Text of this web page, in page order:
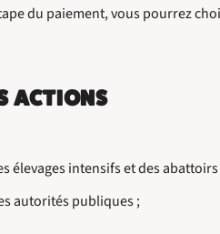
du paiement, vous pourrez
ACTIONS
élevages intensifs et des
autorités publiques ;